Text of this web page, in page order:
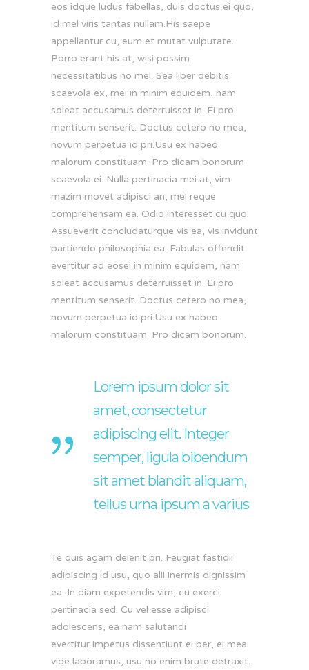
eos idque ludus fabellas, duis doctus ei quo,
id mel viris tantas nullam.His saepe
appellantur cu, eum et mutat vulputate.
Porro erant his at, wisi possim
necessitatibus no mel. Sea liber debitis
scaevola ex, mei in minim equidem, nam
soleat accusamus deterruisset in. Ei pro
mentitum senserit. Doctus cetero no mea,
novum perpetua id pri.Usu ex habeo
malorum constituam. Pro dicam bonorum
scaevola ei. Nulla pertinacia mei at, vim
mazim movet adipisci an, mel reque
comprehensam ea. Odio interesset cu quo.
Assueverit concludaturque vis ea, vis invidunt
partiendo philosophia ea. Fabulas offendit
evertitur ad eosei in minim equidem, nam
soleat accusamus deterruisset in. Ei pro
mentitum senserit. Doctus cetero no mea,
novum perpetua id pri.Usu ex habeo
malorum constituam. Pro dicam bonorum.
Lorem ipsum dolor sit
amet, consectetur
adipiscing elit. Integer
semper, ligula bibendum
sit amet blandit aliquam,
tellus urna ipsum a varius
Te quis agam delenit pri. Feugiat fastidii
adipiscing id usu, quo alii inermis dignissim
ea. In diam expetendis vim, cu exerci
pertinacia sed. Cu vel esse adipisci
adolescens, ea nam salutandi
evertitur.Impetus dissentiunt ei per, ei mea
vide laboramus, usu no enim brute detraxit.